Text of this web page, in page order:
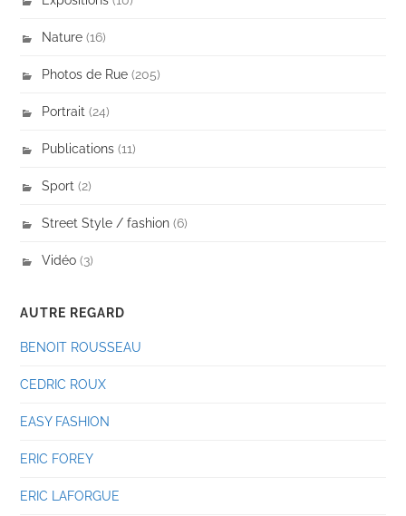
Nature (16)
Photos de Rue (205)
Portrait (24)
Publications (11)
Sport (2)
Street Style / fashion (6)
Vidéo (3)
AUTRE REGARD
BENOIT ROUSSEAU
CEDRIC ROUX
EASY FASHION
ERIC FOREY
ERIC LAFORGUE